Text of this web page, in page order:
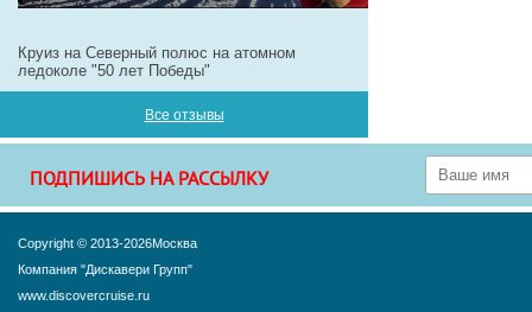
Круиз на Северный полюс на атомном
ледоколе "50 лет Победы"
Все отзывы
ПОДПИШИСЬ НА РАССЫЛКУ
Copyright © 2013-2026Москва
Компания "Дискавери Групп"
www.discovercruise.ru